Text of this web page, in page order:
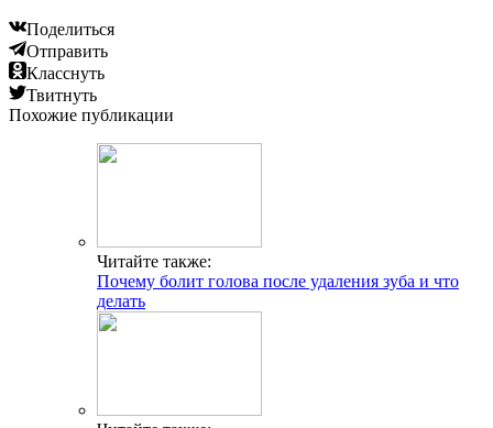
Поделиться
Отправить
Класснуть
Твитнуть
Похожие публикации
Читайте также:
Почему болит голова после удаления зуба и что
делать